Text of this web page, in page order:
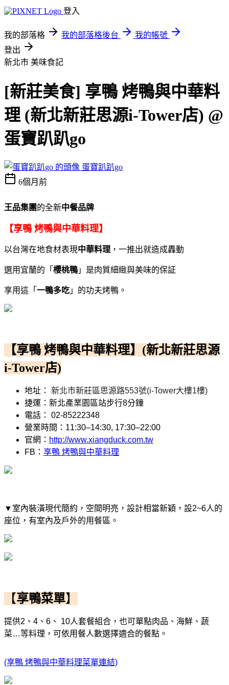
登入
我的部落格 我的部落格後台
我的帳號
登出
新北市 美味食記
[新莊美食] 享鴨 烤鴨與中華料
理 (新北新莊思源i-Tower店) @
蛋寶趴趴go
蛋寶趴趴go
6個月前
王品集團的全新中餐品牌
【享鴨 烤鴨與中華料理】
以台灣在地食材表現中華料理 ， 一推出就造成轟動
選用宜蘭的「 櫻桃鴨 」是肉質細緻與美味的保証
享用這「 一鴨多吃 」的功夫烤鴨。
【享鴨 烤鴨與中華料理】 (新北新莊思源
i-Tower店)
地址： 新北市新莊區思源路553號(i-Tower大樓1樓)
捷運：新北產業園區站步行8分鐘
電話： 02-85222348
營業時間：11:30–14:30, 17:30–22:00
官網： http://www.xiangduck.com.tw
FB： 享鴨 烤鴨與中華料理
▼室內裝潢現代簡約，空間明亮，設計相當新穎，設2~6人的
座位，有室內及戶外的用餐區。
【享鴨菜單】
提供2、4、6、 10人套餐組合，也可單點肉品、海鮮、蔬
菜…等料理， 可依用餐人數選擇適合的餐點。
(享鴨 烤鴨與中華料理菜單連結)